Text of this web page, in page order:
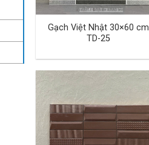
Gạch Việt Nhật 30×60 cm
TD-25